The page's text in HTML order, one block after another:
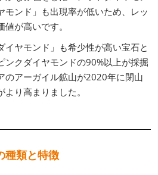
モンド」も出現率が低いため、レッ
が高いです。
イヤモンド」も希少性が高い宝石と
ンクダイヤモンドの90%以上が採掘
のアーガイル鉱山が2020年に閉山
り高まりました。
種類と特徴